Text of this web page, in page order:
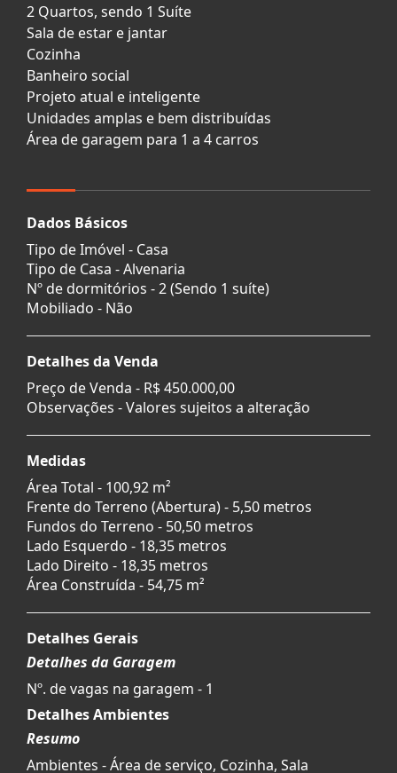
2 Quartos, sendo 1 Suíte
Sala de estar e jantar
Cozinha
Banheiro social
Projeto atual e inteligente
Unidades amplas e bem distribuídas
Área de garagem para 1 a 4 carros
Dados Básicos
Tipo de Imóvel - Casa
Tipo de Casa - Alvenaria
Nº de dormitórios - 2 (Sendo 1 suíte)
Mobiliado - Não
Detalhes da Venda
Preço de Venda - R$ 450.000,00
Observações - Valores sujeitos a alteração
Medidas
Área Total - 100,92 m²
Frente do Terreno (Abertura) - 5,50 metros
Fundos do Terreno - 50,50 metros
Lado Esquerdo - 18,35 metros
Lado Direito - 18,35 metros
Área Construída - 54,75 m²
Detalhes Gerais
Detalhes da Garagem
Nº. de vagas na garagem - 1
Detalhes Ambientes
Resumo
Ambientes - Área de serviço, Cozinha, Sala